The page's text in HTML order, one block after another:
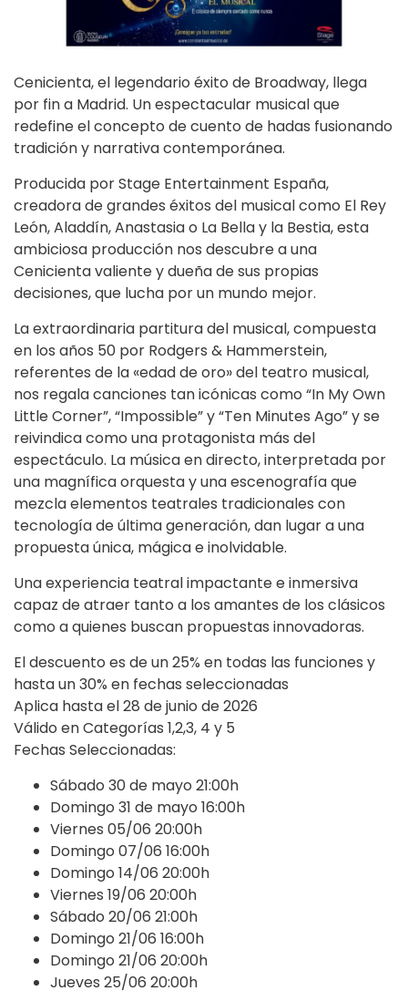
Cenicienta, el legendario éxito de Broadway, llega
por fin a Madrid. Un espectacular musical que
redefine el concepto de cuento de hadas fusionando
tradición y narrativa contemporánea.
Producida por Stage Entertainment España,
creadora de grandes éxitos del musical como El Rey
León, Aladdín, Anastasia o La Bella y la Bestia, esta
ambiciosa producción nos descubre a una
Cenicienta valiente y dueña de sus propias
decisiones, que lucha por un mundo mejor.
La extraordinaria partitura del musical, compuesta
en los años 50 por Rodgers & Hammerstein,
referentes de la «edad de oro» del teatro musical,
nos regala canciones tan icónicas como “In My Own
Little Corner”, “Impossible” y “Ten Minutes Ago” y se
reivindica como una protagonista más del
espectáculo. La música en directo, interpretada por
una magnífica orquesta y una escenografía que
mezcla elementos teatrales tradicionales con
tecnología de última generación, dan lugar a una
propuesta única, mágica e inolvidable.
Una experiencia teatral impactante e inmersiva
capaz de atraer tanto a los amantes de los clásicos
como a quienes buscan propuestas innovadoras.
El descuento es de un 25% en todas las funciones y
hasta un 30% en fechas seleccionadas
Aplica hasta el 28 de junio de 2026
Válido en Categorías 1,2,3, 4 y 5
Fechas Seleccionadas:
Sábado 30 de mayo 21:00h
Domingo 31 de mayo 16:00h
Viernes 05/06 20:00h
Domingo 07/06 16:00h
Domingo 14/06 20:00h
Viernes 19/06 20:00h
Sábado 20/06 21:00h
Domingo 21/06 16:00h
Domingo 21/06 20:00h
Jueves 25/06 20:00h